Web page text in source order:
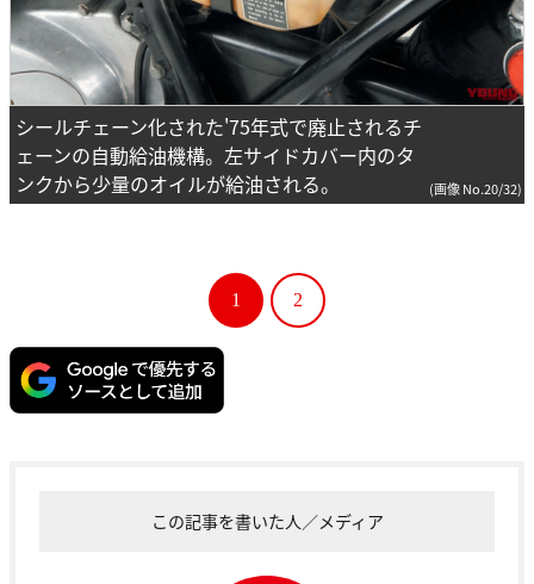
シールチェーン化された'75年式で廃止されるチ
ェーンの自動給油機構。左サイドカバー内のタ
ンクから少量のオイルが給油される。
(画像 No.20/32)
1 2
この記事を書いた人／メディア